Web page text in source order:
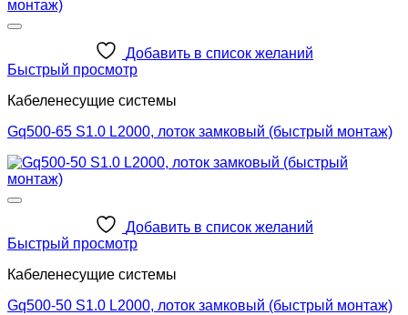
Добавить в список желаний
Быстрый просмотр
Кабеленесущие системы
Gq500-65 S1.0 L2000, лоток замковый (быстрый монтаж)
Добавить в список желаний
Быстрый просмотр
Кабеленесущие системы
Gq500-50 S1.0 L2000, лоток замковый (быстрый монтаж)